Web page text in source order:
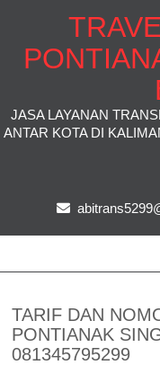
JASA LAYANAN
ANTAR KOTA DI
TARIF DAN
PONTIANAK
081345795299